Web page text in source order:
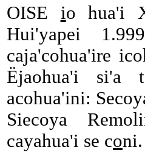
OISE io hua'i
Hui'yapei
caja'cohua'ire
Ëjaohua'i si'a
acohua'ini:
Siecoya
cayahua'i se coni.